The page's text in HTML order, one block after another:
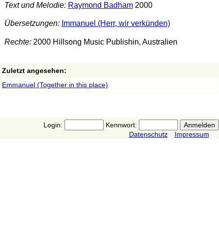
Text und Melodie: Raymond Badham2000
Übersetzungen: Immanuel (Herr, wir verkünden)
Rechte:2000 Hillsong Music Publishin, Australien
Zuletzt angesehen:
Emmanuel (Together in this place)
Login:
Kennwort:
Datenschutz
Impressum